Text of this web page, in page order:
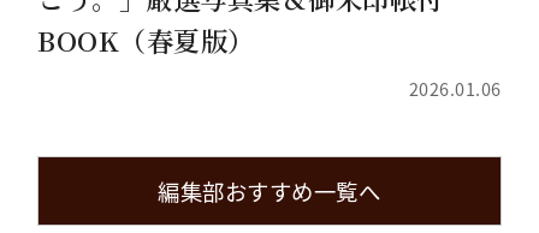
BOOK（春夏版）
2026.01.06
編集部おすすめ一覧へ